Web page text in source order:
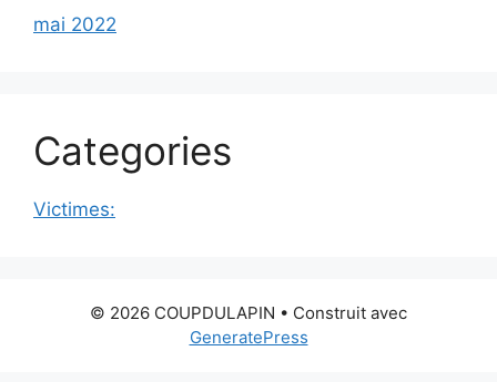
mai 2022
Categories
Victimes:
© 2026 COUPDULAPIN • Construit avec
GeneratePress